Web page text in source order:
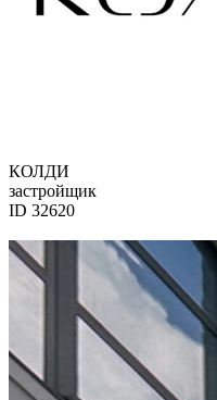
КОЛДИ
застройщик
ID 32620